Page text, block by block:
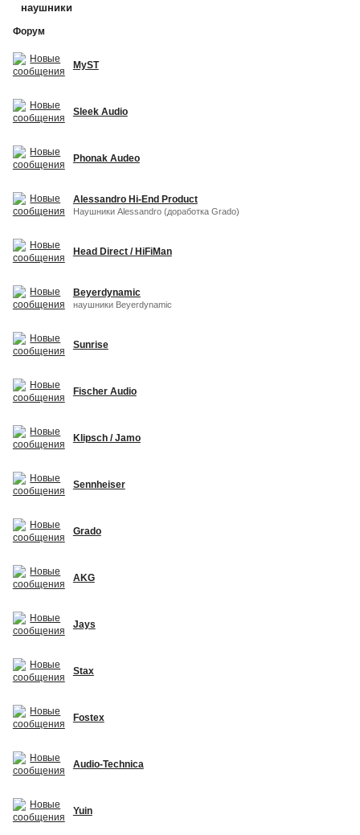
наушники
Форум
MyST
Sleek Audio
Phonak Audeo
Alessandro Hi-End Product
Наушники Alessandro (доработка Grado)
Head Direct / HiFiMan
Beyerdynamic
наушники Beyerdynamic
Sunrise
Fischer Audio
Klipsch / Jamo
Sennheiser
Grado
AKG
Jays
Stax
Fostex
Audio-Technica
Yuin